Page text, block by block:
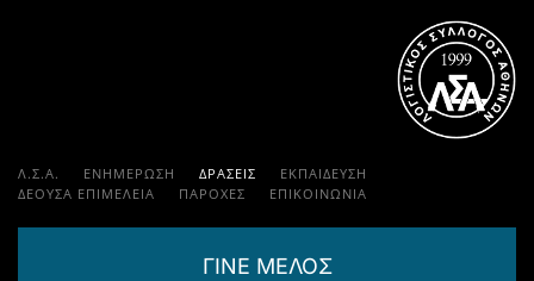
Λ.Σ.Α. ΕΝΗΜΕΡΩΣΗ ΔΡΑΣΕΙΣ
ΕΚΠΑΊΔΕΥΣΗ
ΔΕΟΥΣΑ ΕΠΙΜΕΛΕΙΑ
ΠΑΡΟΧΈΣ ΕΠΙΚΟΙΝΩΝΊΑ
ΓΙΝΕ ΜΕΛΟΣ